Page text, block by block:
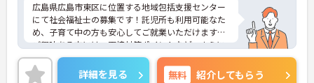
広島県広島市東区に位置する地域包括支援センター
にて社会福祉士の募集です！託児所も利用可能なた
め、子育て中の方も安心してご就業いただけます。
ご興味ある方には、面接対策ポイントなど、さらに
詳細をお話しいたしますのでお気軽にご相談くださ
い！
詳細を見る 無料 紹介してもらう